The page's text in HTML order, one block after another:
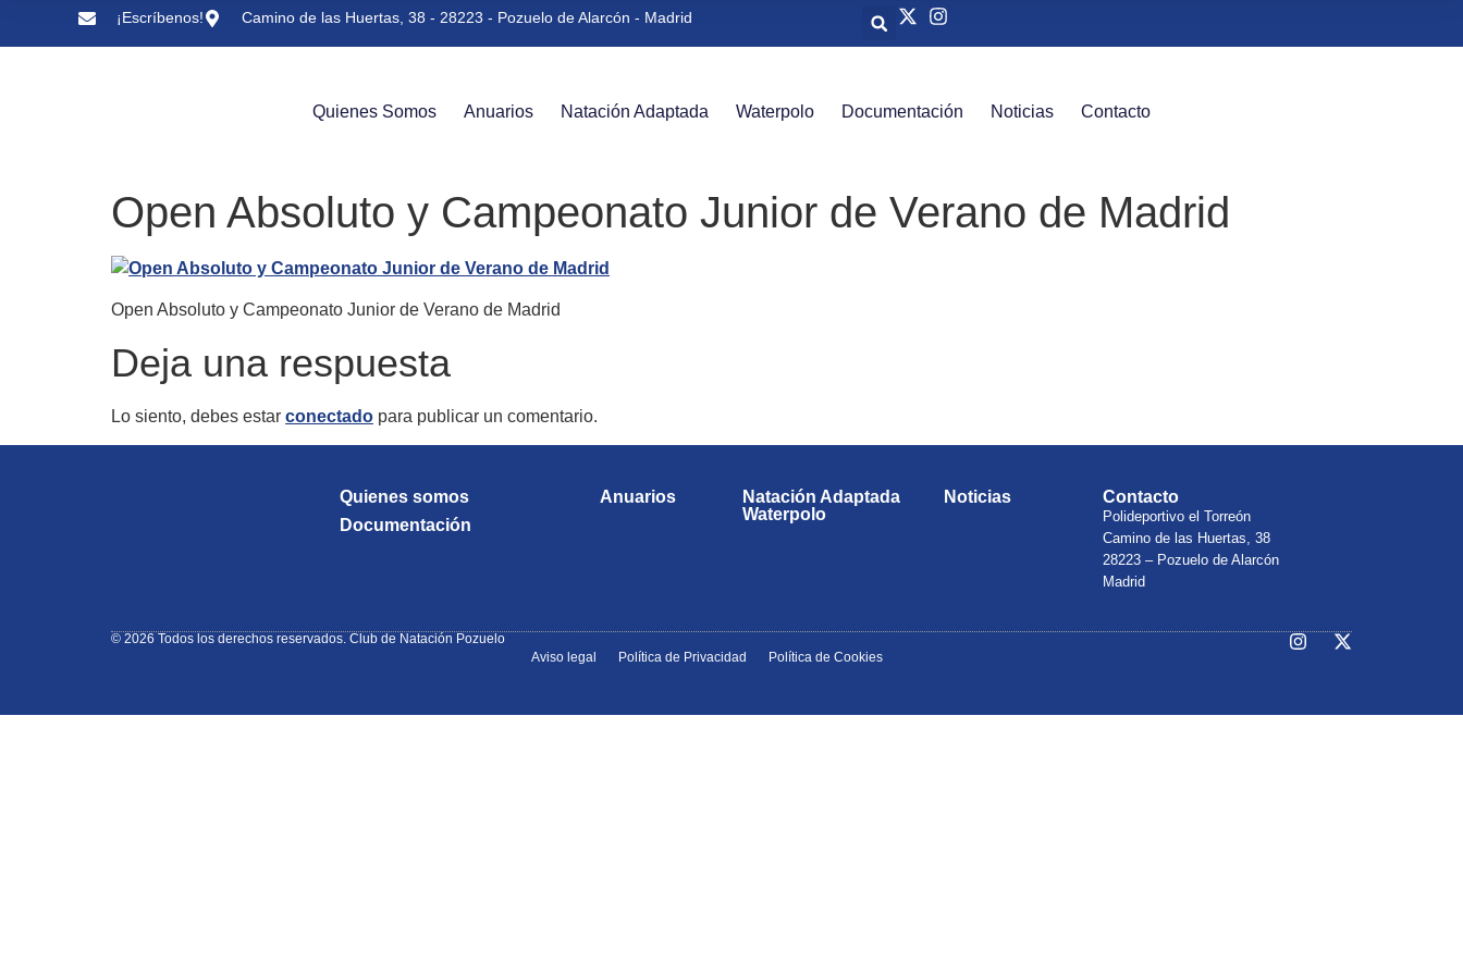
¡Escríbenos! Camino de las Huertas, 38 - 28223 - Pozuelo de Alarcón - Madrid
Quienes Somos Anuarios Natación Adaptada Waterpolo Documentación Noticias Contacto
Open Absoluto y Campeonato Junior de Verano de Madrid
Open Absoluto y Campeonato Junior de Verano de Madrid
Deja una respuesta
Lo siento, debes estar conectado para publicar un comentario.
Quienes somos
Documentación
Anuarios
Natación Adaptada
Waterpolo
Noticias Contacto
Polideportivo el Torreón
Camino de las Huertas, 38
28223 – Pozuelo de Alarcón
Madrid
© 2026 Todos los derechos reservados. Club de Natación Pozuelo
Aviso legal
Política de Privacidad Política de Cookies